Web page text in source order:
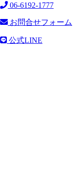
06-6192-1777
お問合せフォーム
公式LINE